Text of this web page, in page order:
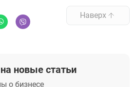
Наверх
новые статьи
о бизнесе